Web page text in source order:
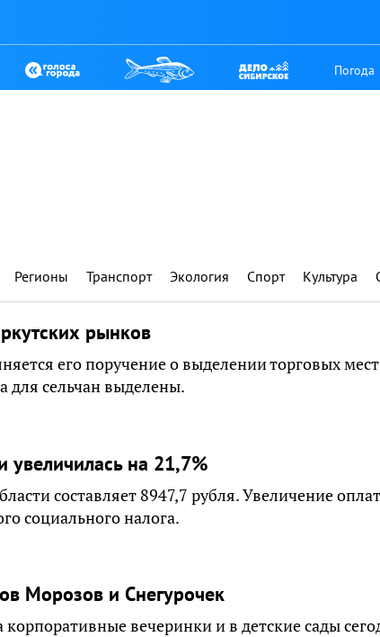
Погода
Регионы Транспорт Экология Спорт Культура
рынков
его поручение о выделении торговых мест
для сельчан выделены.
увеличилась на 21,7%
составляет 8947,7 рубля. Увеличение
социального налога.
Морозов и Снегурочек
вечеринки и в детские сады